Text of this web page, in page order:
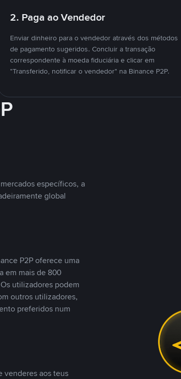
2. Paga ao Vendedor
Enviar dinheiro para o vendedor através dos métodos
de pagamento sugeridos. Concluir a transação
correspondente à moeda fiduciária e clicar em
"Transferido, notificar o vendedor" na Binance P2P.
específicos, a
global
P2P oferece uma
em mais de 800
utilizadores podem
outros utilizadores,
preferidos num
venderes aos teus